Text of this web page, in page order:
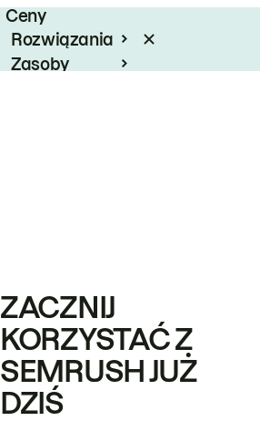
Ceny
Rozwiązania
Zasoby
ZACZNIJ
KORZYSTAĆ Z
SEMRUSH JUŻ
DZIŚ